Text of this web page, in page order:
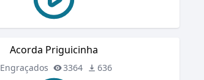
Acorda Priguicinha
Engraçados 3364 636